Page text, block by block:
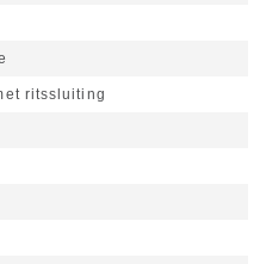
ritssluiting